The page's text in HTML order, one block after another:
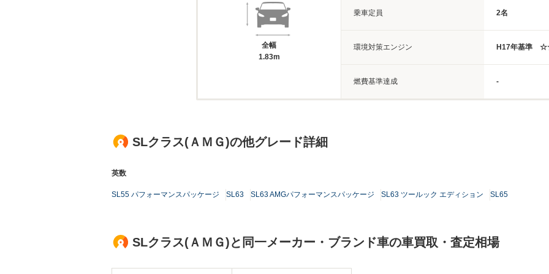
全幅
1.83m
乗車定員 2名
環境対策エンジン H17年基準
燃費基準達成 -
SLクラス(ＡＭＧ)の他グレード詳細
英数
SL55 パフォーマンスパッケージ SL63 SL63 AMGパフォーマンスパッケージ SL63 ツールック エディション SL65
SLクラス(ＡＭＧ)と同一メーカー・ブランド車の車買取・査定相場